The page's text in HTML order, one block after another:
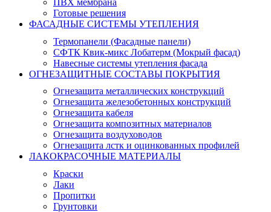
ПВХ мембрана
Готовые решения
ФАСАДНЫЕ СИСТЕМЫ УТЕПЛЕНИЯ
Термопанели (Фасадные панели)
СФТК Квик-микс Лобатерм (Мокрый фасад)
Навесные системы утепления фасада
ОГНЕЗАЩИТНЫЕ СОСТАВЫ ПОКРЫТИЯ
Огнезащита металлических конструкций
Огнезащита железобетонных конструкций
Огнезащита кабеля
Огнезащита композитных материалов
Огнезащита воздуховодов
Огнезащита лстк и оцинкованных профилей
ЛАКОКРАСОЧНЫЕ МАТЕРИАЛЫ
Краски
Лаки
Пропитки
Грунтовки